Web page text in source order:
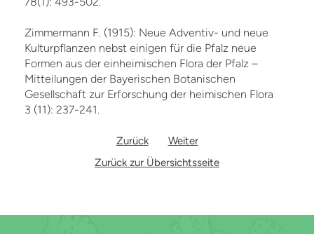
Zimmermann F. (1915): Neue Adventiv- und neue
Kulturpflanzen nebst einigen für die Pfalz neue
Formen aus der einheimischen Flora der Pfalz –
Mitteilungen der Bayerischen Botanischen
Gesellschaft zur Erforschung der heimischen Flora
3 (11): 237-241.
Zurück
Weiter
Zurück zur Übersichtsseite